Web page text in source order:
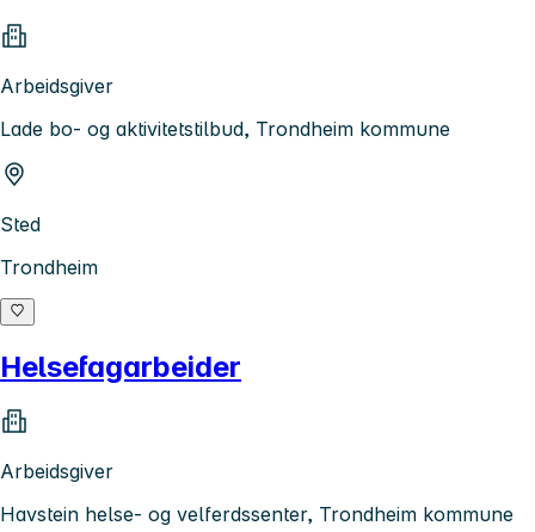
Arbeidsgiver
Lade bo- og aktivitetstilbud, Trondheim kommune
Sted
Trondheim
Helsefagarbeider
Arbeidsgiver
Havstein helse- og velferdssenter, Trondheim kommune